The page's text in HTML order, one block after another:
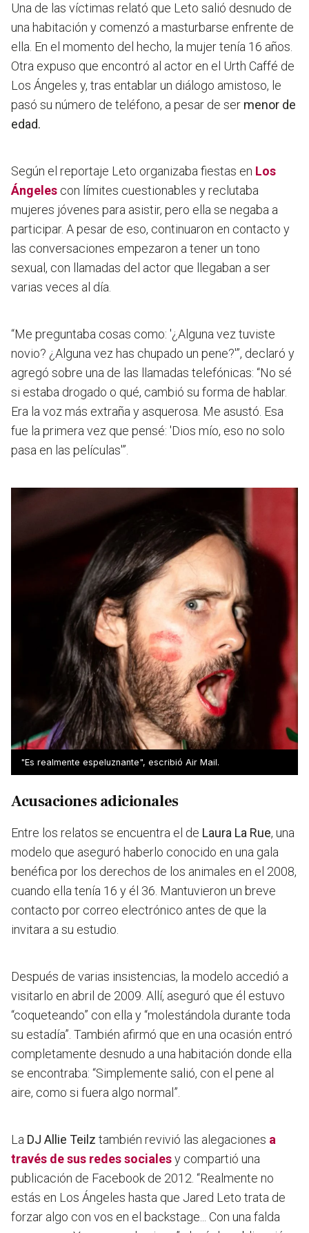
Una de las víctimas relató que Leto salió desnudo de
una habitación y comenzó a masturbarse enfrente de
ella. En el momento del hecho, la mujer tenía 16 años.
Otra expuso que encontró al actor en el Urth Caffé de
Los Ángeles y, tras entablar un diálogo amistoso, le
pasó su número de teléfono, a pesar de ser menor de
edad.
Según el reportaje Leto organizaba fiestas en Los
Ángeles con límites cuestionables y reclutaba
mujeres jóvenes para asistir, pero ella se negaba a
participar. A pesar de eso, continuaron en contacto y
las conversaciones empezaron a tener un tono
sexual, con llamadas del actor que llegaban a ser
varias veces al día.
“Me preguntaba cosas como: '¿Alguna vez tuviste
novio? ¿Alguna vez has chupado un pene?'”, declaró y
agregó sobre una de las llamadas telefónicas: “No sé
si estaba drogado o qué, cambió su forma de hablar.
Era la voz más extraña y asquerosa. Me asustó. Esa
fue la primera vez que pensé: 'Dios mío, eso no solo
pasa en las películas'”.
"Es realmente espeluznante", escribió Air Mail.
Acusaciones adicionales
Entre los relatos se encuentra el de Laura La Rue, una
modelo que aseguró haberlo conocido en una gala
benéfica por los derechos de los animales en el 2008,
cuando ella tenía 16 y él 36. Mantuvieron un breve
contacto por correo electrónico antes de que la
invitara a su estudio.
Después de varias insistencias, la modelo accedió a
visitarlo en abril de 2009. Allí, aseguró que él estuvo
“coqueteando” con ella y “molestándola durante toda
su estadía”. También afirmó que en una ocasión entró
completamente desnudo a una habitación donde ella
se encontraba: “Simplemente salió, con el pene al
aire, como si fuera algo normal”.
La DJ Allie Teilz también revivió las alegaciones a
través de sus redes socialesy compartió una
publicación de Facebook de 2012. “Realmente no
estás en Los Ángeles hasta que Jared Leto trata de
forzar algo con vos en el backstage... Con una falda